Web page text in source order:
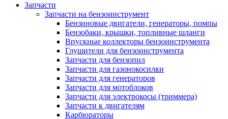
Запчасти
Запчасти на бензоинструмент
Бензиновые двигатели, генераторы, помпы
Бензобаки, крышки, топливные шланги
Впускные коллекторы бензоинструмента
Глушители для бензоинструмента
Запчасти для бензопил
Запчасти для газонокосилки
Запчасти для генераторов
Запчасти для мотоблоков
Запчасти для электрокосы (триммера)
Запчасти к двигателям
Карбюраторы